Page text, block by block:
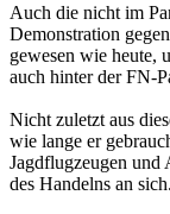
Auch die nicht im
Demonstration
gewesen wie heute,
auch hinter der FN-
Nicht zuletzt aus
wie lange er
Jagdflugzeugen und
des Handelns an sich.